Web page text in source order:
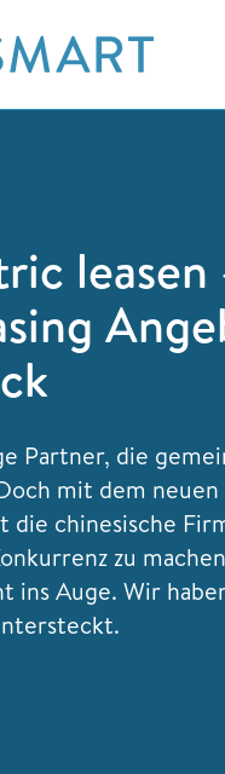
leasen
Partner, die
mit dem neuen
chinesische
zu
ins Auge. Wir